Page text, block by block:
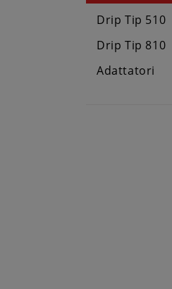
Drip Tip 510
Drip Tip 810
Adattatori